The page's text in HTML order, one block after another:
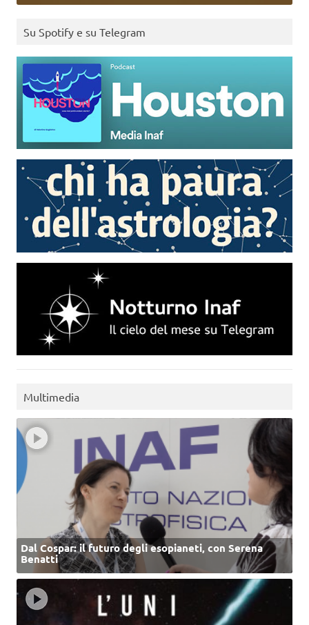
Su Spotify e su Telegram
Multimedia
Dal Cospar: il futuro degli esopianeti, con Serena
Benatti